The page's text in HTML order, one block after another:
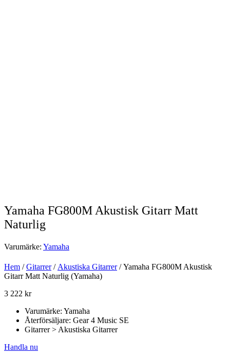
Yamaha FG800M Akustisk Gitarr Matt
Naturlig
Varumärke: Yamaha
Hem /Gitarrer/Akustiska Gitarrer/ Yamaha FG800M Akustisk
Gitarr Matt Naturlig (Yamaha)
3 222 kr
Varumärke: Yamaha
Återförsäljare: Gear 4 Music SE
Gitarrer > Akustiska Gitarrer
Handla nu